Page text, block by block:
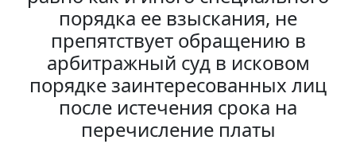
порядка ее взыскания, не
препятствует обращению в
арбитражный суд в исковом
порядке заинтересованных лиц
после истечения срока на
перечисление платы